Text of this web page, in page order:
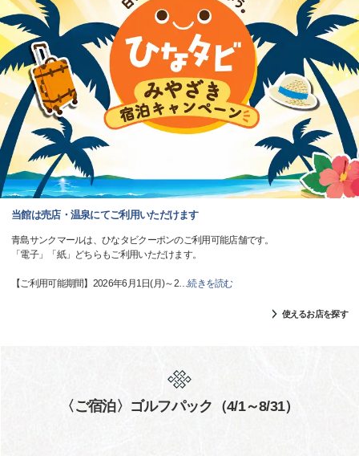
当館は売店・温泉にてご利用いただけます
青島サンクマールは、ひなタビクーポンのご利用可能店舗です。
「電子」「紙」どちらもご利用いただけます。
【ご利用可能期間】2026年6月1日(月)～2…続きを読む
使えるお店を探す
〈ご宿泊〉ゴルフパック（4/1～8/31）